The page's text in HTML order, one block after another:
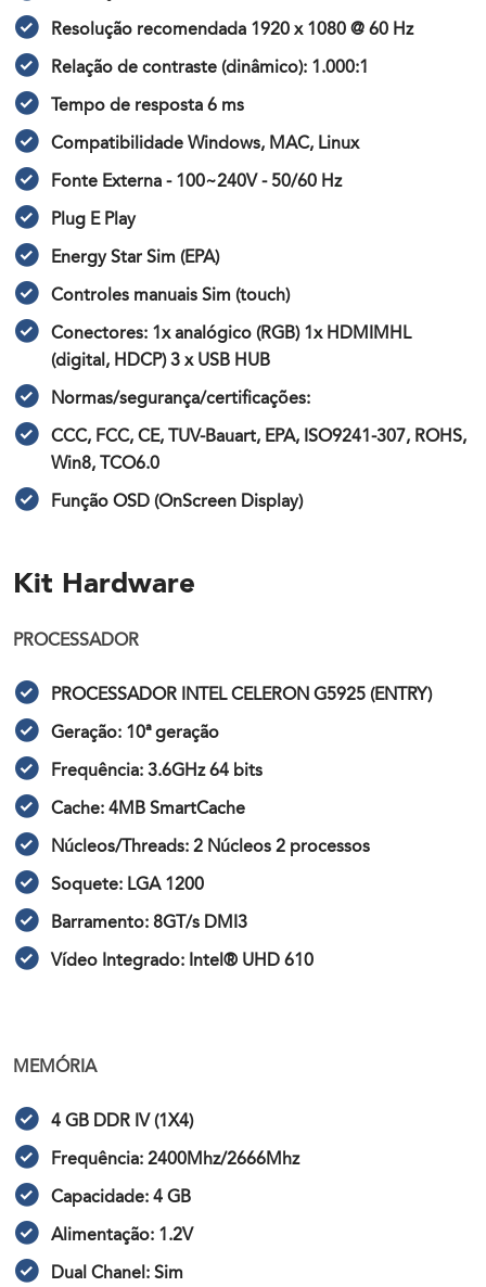
Resolução recomendada 1920 x 1080 @ 60 Hz
Relação de contraste (dinâmico): 1.000:1
Tempo de resposta 6 ms
Compatibilidade Windows, MAC, Linux
Fonte Externa - 100~240V - 50/60 Hz
Plug E Play
Energy Star Sim (EPA)
Controles manuais Sim (touch)
Conectores: 1x analógico (RGB) 1x HDMIMHL
(digital, HDCP) 3 x USB HUB
Normas/segurança/certificações:
CCC, FCC, CE, TUV-Bauart, EPA, ISO9241-307, ROHS,
Win8, TCO6.0
Função OSD (OnScreen Display)
Kit Hardware
PROCESSADOR
PROCESSADOR INTEL CELERON G5925 (ENTRY)
Geração: 10ª geração
Frequência: 3.6GHz 64 bits
Cache: 4MB SmartCache
Núcleos/Threads: 2 Núcleos 2 processos
Soquete: LGA 1200
Barramento: 8GT/s DMI3
Vídeo Integrado: Intel® UHD 610
MEMÓRIA
4 GB DDR IV (1X4)
Frequência: 2400Mhz/2666Mhz
Capacidade: 4 GB
Alimentação: 1.2V
Dual Chanel: Sim